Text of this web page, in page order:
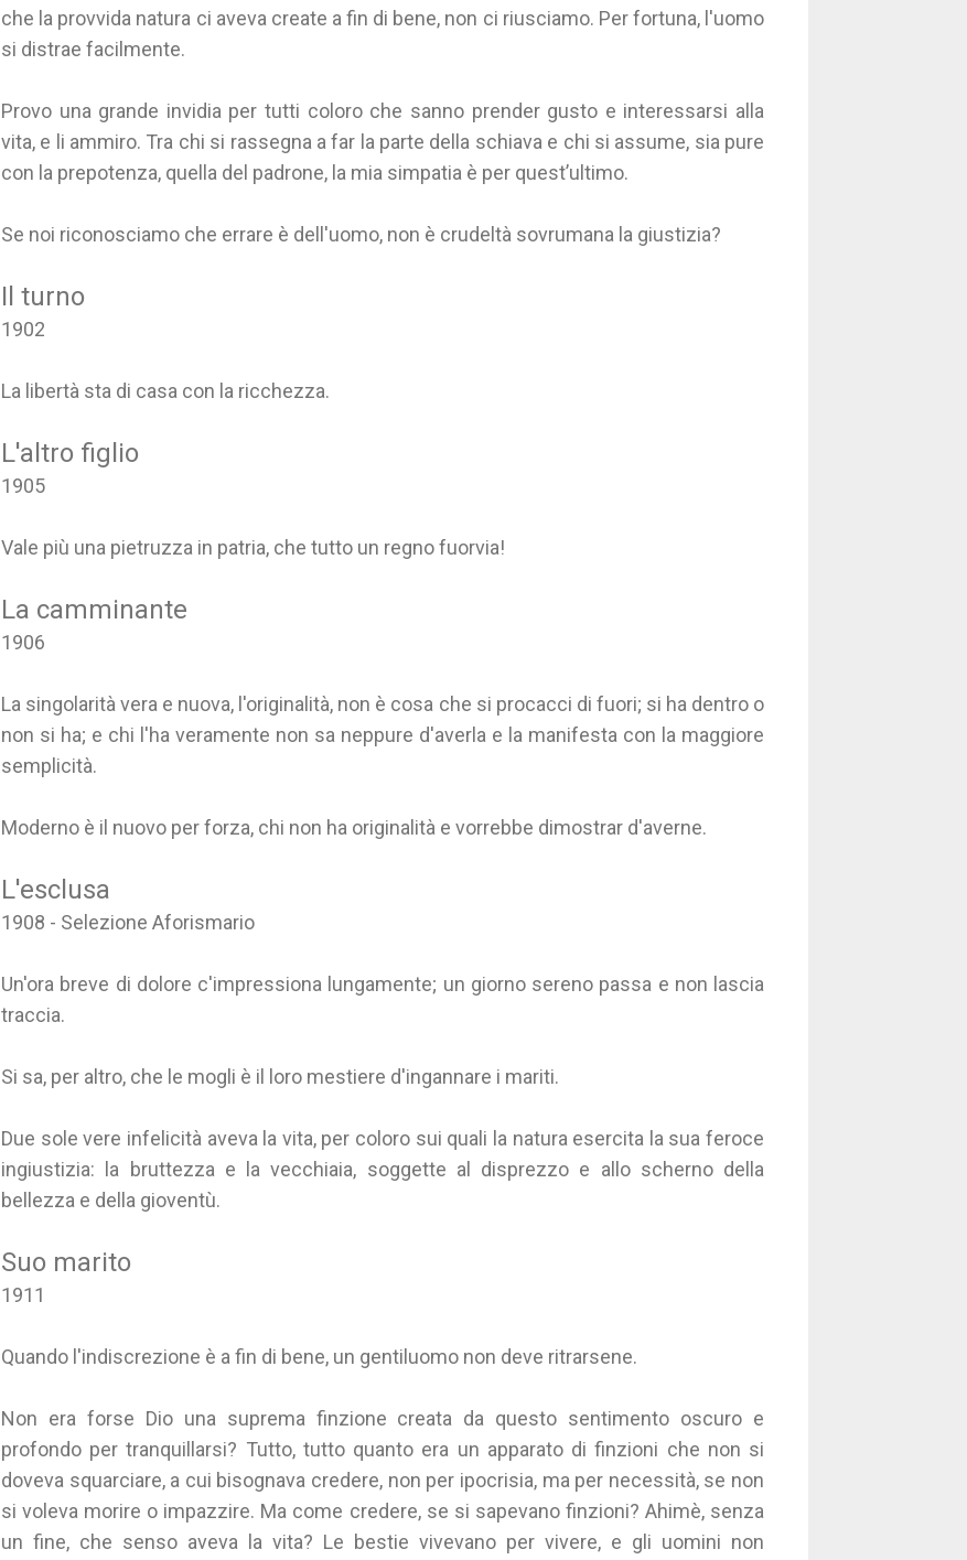
che la provvida natura ci aveva create a fin di bene, non ci riusciamo. Per fortuna, l'uomo
si distrae facilmente.
Provo una grande invidia per tutti coloro che sanno prender gusto e interessarsi alla
vita, e li ammiro. Tra chi si rassegna a far la parte della schiava e chi si assume, sia pure
con la prepotenza, quella del padrone, la mia simpatia è per quest’ultimo.
Se noi riconosciamo che errare è dell'uomo, non è crudeltà sovrumana la giustizia?
Il turno
1902
La libertà sta di casa con la ricchezza.
L'altro figlio
1905
Vale più una pietruzza in patria, che tutto un regno fuorvia!
La camminante
1906
La singolarità vera e nuova, l'originalità, non è cosa che si procacci di fuori; si ha dentro o
non si ha; e chi l'ha veramente non sa neppure d'averla e la manifesta con la maggiore
semplicità.
Moderno è il nuovo per forza, chi non ha originalità e vorrebbe dimostrar d'averne.
L'esclusa
1908 - Selezione Aforismario
Un'ora breve di dolore c'impressiona lungamente; un giorno sereno passa e non lascia
traccia.
Si sa, per altro, che le mogli è il loro mestiere d'ingannare i mariti.
Due sole vere infelicità aveva la vita, per coloro sui quali la natura esercita la sua feroce
ingiustizia: la bruttezza e la vecchiaia, soggette al disprezzo e allo scherno della
bellezza e della gioventù.
Suo marito
1911
Quando l'indiscrezione è a fin di bene, un gentiluomo non deve ritrarsene.
Non era forse Dio una suprema finzione creata da questo sentimento oscuro e
profondo per tranquillarsi? Tutto, tutto quanto era un apparato di finzioni che non si
doveva squarciare, a cui bisognava credere, non per ipocrisia, ma per necessità, se non
si voleva morire o impazzire. Ma come credere, se si sapevano finzioni? Ahimè, senza
un fine, che senso aveva la vita? Le bestie vivevano per vivere, e gli uomini non